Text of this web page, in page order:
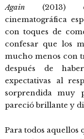
Again (2013)
cinematográfica
con toques de
confesar que los
mucho menos con
después de
expectativas al
sorprendida muy
pareció brillante y
Para todos aquellos